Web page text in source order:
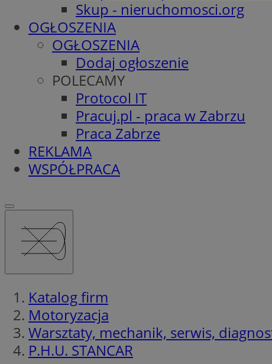
Skup - nieruchomosci.org
OGŁOSZENIA
OGŁOSZENIA
Dodaj ogłoszenie
POLECAMY
Protocol IT
Pracuj.pl - praca w Zabrzu
Praca Zabrze
REKLAMA
WSPÓŁPRACA
Katalog firm
Motoryzacja
Warsztaty, mechanik, serwis,
P.H.U. STANCAR